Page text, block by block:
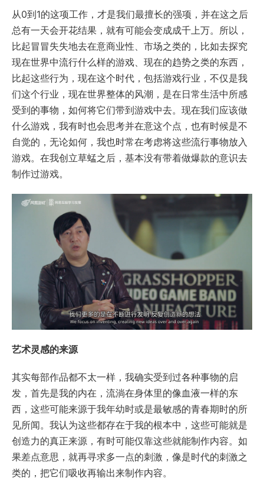
从0到1的这项工作，才是我们最擅长的强项，并在这之后
总有一天会开花结果，就有可能会变成成千上万。所以，
比起冒冒失失地去在意商业性、市场之类的，比如去探究
现在世界中流行什么样的游戏、现在的趋势之类的东西，
比起这些行为，现在这个时代，包括游戏行业，不仅是我
们这个行业，现在世界整体的风潮，是在日常生活中所感
受到的事物，如何将它们带到游戏中去。现在我们应该做
什么游戏，我有时也会思考并在意这个点，也有时候是不
自觉的，无论如何，我也时常在考虑将这些流行事物放入
游戏。在我创立草蜢之后，基本没有带着做爆款的意识去
制作过游戏。
艺术灵感的来源
其实每部作品都不太一样，我确实受到过各种事物的启
发，首先是我的内在，流淌在身体里的像血液一样的东
西，这些可能来源于我年幼时或是最敏感的青春期时的所
见所闻。我认为这些都存在于我的根本中，这些可能就是
创造力的真正来源，有时可能仅靠这些就能制作内容。如
果差点意思，就再寻求多一点的刺激，像是时代的刺激之
类的，把它们吸收再输出来制作内容。